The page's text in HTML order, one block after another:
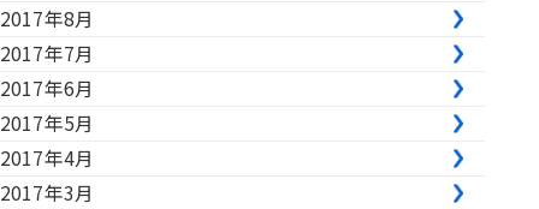
2017年8月
2017年7月
2017年6月
2017年5月
2017年4月
2017年3月